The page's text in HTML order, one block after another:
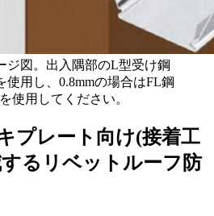
ジ図。出入隅部のL型受け鋼
使用し、0.8mmの場合はFL鋼
使用してください。
プレート向け(接着工
るリベットルーフ防